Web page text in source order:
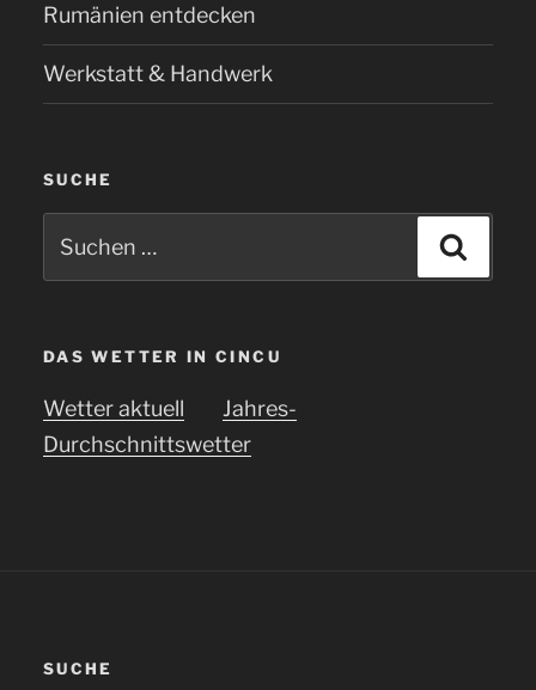
Rumänien entdecken
Werkstatt & Handwerk
SUCHE
DAS WETTER IN CINCU
Wetter aktuell
Jahres-
Durchschnittswetter
SUCHE